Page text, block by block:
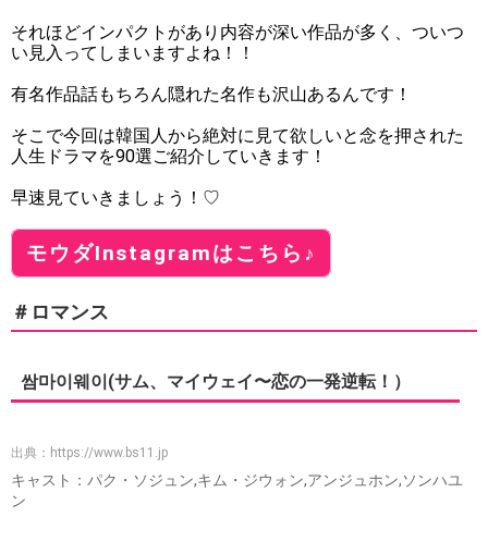
それほどインパクトがあり内容が深い作品が多く、ついつ
い見入ってしまいますよね！！
有名作品話もちろん隠れた名作も沢山あるんです！
そこで今回は韓国人から絶対に見て欲しいと念を押された
人生ドラマを90選ご紹介していきます！
早速見ていきましょう！♡
モウダInstagramはこちら♪
＃ロマンス
쌈마이웨이(サム、マイウェイ〜恋の一発逆転！）
出典： https://www.bs11.jp
キャスト：パク・ソジュン,キム・ジウォン,アンジュホン,ソンハユ
ン